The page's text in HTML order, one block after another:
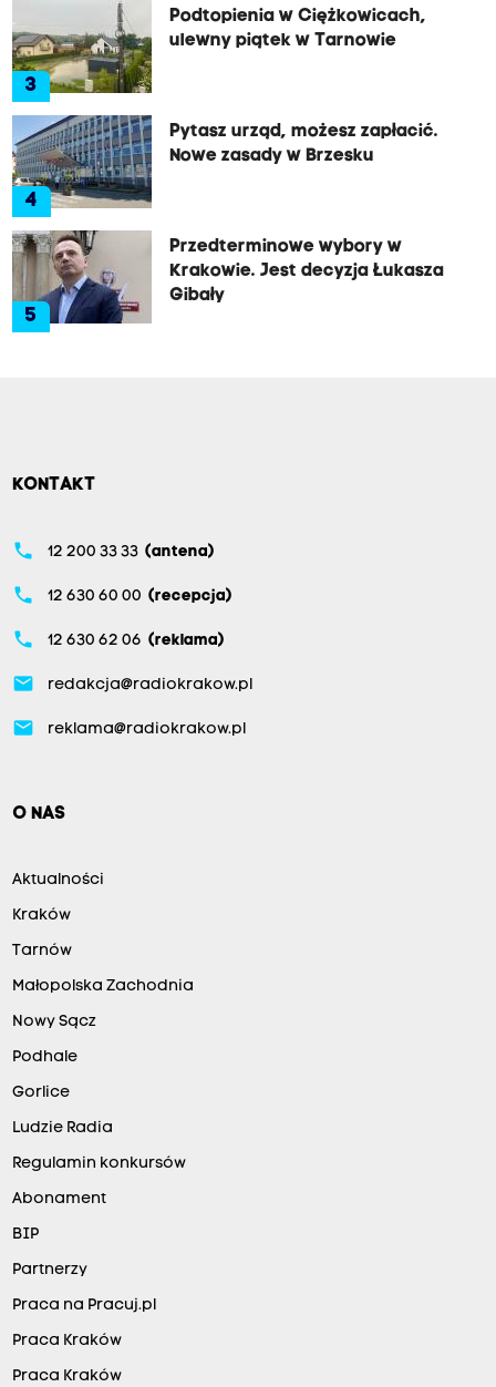
3
Podtopienia w Ciężkowicach,
ulewny piątek w Tarnowie
4
Pytasz urząd, możesz zapłacić.
Nowe zasady w Brzesku
5
Przedterminowe wybory w
Krakowie. Jest decyzja Łukasza
Gibały
KONTAKT
phone 12 200 33 33 (antena)
phone 12 630 60 00 (recepcja)
phone 12 630 62 06 (reklama)
email redakcja@radiokrakow.pl
email reklama@radiokrakow.pl
O NAS
Aktualności
Kraków
Tarnów
Małopolska Zachodnia
Nowy Sącz
Podhale
Gorlice
Ludzie Radia
Regulamin konkursów
Abonament
BIP
Partnerzy
Praca na Pracuj.pl
Praca Kraków
Praca Kraków